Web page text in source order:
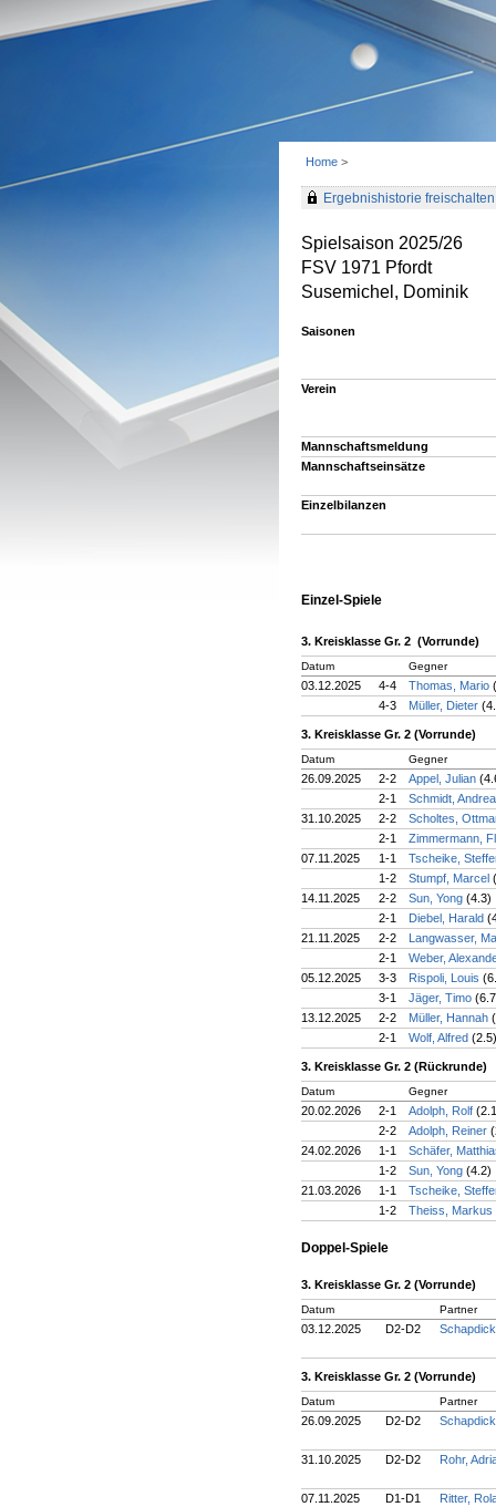
Home >
Ergebnishistorie freischalten
Spielsaison 2025/26
FSV 1971 Pfordt
Susemichel, Dominik
Saisonen
Verein
Mannschaftsmeldung
Mannschaftseinsätze
Einzelbilanzen
Einzel-Spiele
3. Kreisklasse Gr. 2 (Vorrunde)
Datum Gegner
03.12.2025 4-4 Thomas, Mario
4-3
Müller, Dieter
3. Kreisklasse Gr. 2 (Vorrunde)
Datum Gegner
26.09.2025 2-2 Appel, Julian
2-1
Schmidt,
31.10.2025
2-2
Scholtes,
2-1
Zimmermann,
07.11.2025
1-1
Tscheike,
1-2
Stumpf, Marcel
14.11.2025
2-2 Sun, Yong (4.3)
2-1
Diebel, Harald
21.11.2025
2-2
Langwasser,
2-1
Weber,
05.12.2025
3-3 Rispoli, Louis
3-1
Jäger, Timo
13.12.2025
2-2 Müller, Hannah
2-1
Wolf, Alfred (2.5)
3. Kreisklasse Gr. 2 (Rückrunde)
Datum Gegner
20.02.2026 2-1 Adolph, Rolf
2-2
Adolph, Reiner
24.02.2026
1-1
Schäfer,
1-2
Sun, Yong (4.2)
21.03.2026
1-1
Tscheike,
1-2
Theiss, Markus
Doppel-Spiele
3. Kreisklasse Gr. 2 (Vorrunde)
Datum Partner
03.12.2025 D2-D2
3. Kreisklasse Gr. 2 (Vorrunde)
Datum Partner
26.09.2025 D2-D2
31.10.2025 D2-D2 Rohr,
07.11.2025 D1-D1 Ritter,